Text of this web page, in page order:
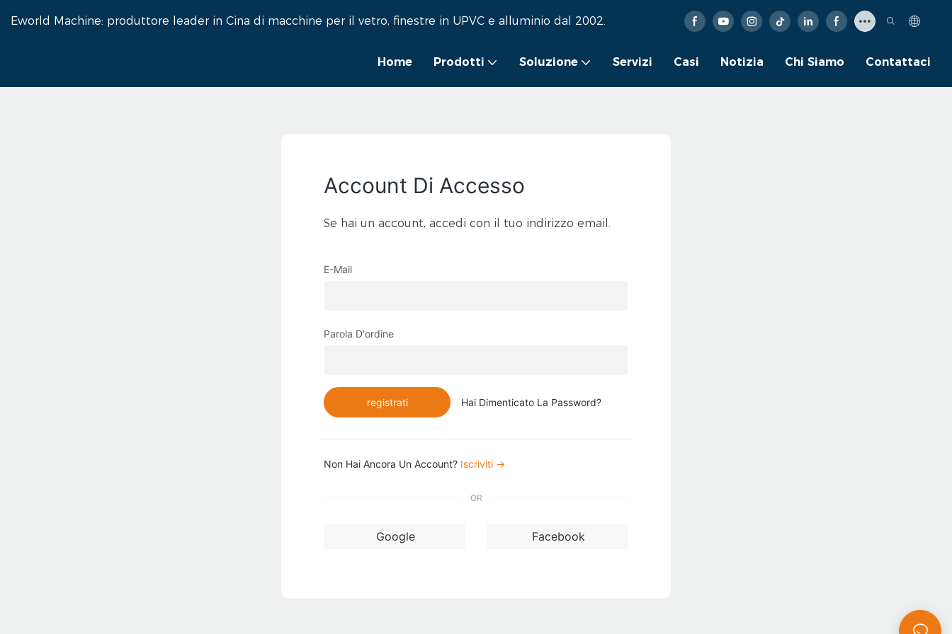
Eworld Machine: produttore leader in Cina di macchine per il vetro, finestre in UPVC e alluminio dal 2002.
Home Prodotti Soluzione Servizi Casi Notizia Chi Siamo Contattaci
Account Di Accesso
Se hai un account, accedi con il tuo indirizzo email.
E-Mail
Parola D'ordine
registrati Hai Dimenticato La Password?
Non Hai Ancora Un Account? Iscriviti →
OR
Google Facebook